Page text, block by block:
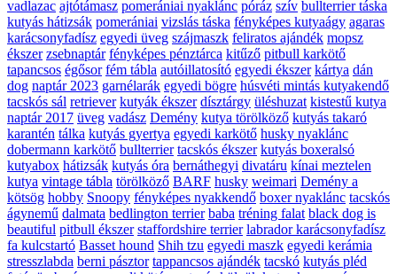
vadlazac ajtótámasz pomerániai nyaklánc póráz szív bullterrier táska
kutyás hátizsák pomerániai vizslás táska fényképes kutyaágy agaras
karácsonyfadísz egyedi üveg szájmaszk feliratos ajándék mopsz
ékszer zsebnaptár fényképes pénztárca kitűző pitbull karkötő
tapancsos égősor fém tábla autóillatosító egyedi ékszer kártya dán
dog naptár 2023 garnélarák egyedi bögre húsvéti mintás kutyakendő
tacskós sál retriever kutyák ékszer dísztárgy üléshuzat kistestű kutya
naptár 2017 üveg vadász Demény kutya törölköző kutyás takaró
karantén tálka kutyás gyertya egyedi karkötő husky nyaklánc
dobermann karkötő bullterrier tacskós ékszer kutyás boxeralsó
kutyabox hátizsák kutyás óra bernáthegyi divatáru kínai meztelen
kutya vintage tábla törölköző BARF husky weimari Demény a
kötsög hobby Snoopy fényképes nyakkendő boxer nyaklánc tacskós
ágynemű dalmata bedlington terrier baba tréning falat black dog is
beautiful pitbull ékszer staffordshire terrier labrador karácsonyfadísz
fa kulcstartó Basset hound Shih tzu egyedi maszk egyedi kerámia
stresszlabda berni pásztor tappancsos ajándék tacskó kutyás pléd